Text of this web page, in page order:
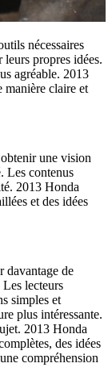
nécessaires
propres idées.
agréable. 2013
manière claire et
une vision
Les contenus
2013 Honda
et des idées
davantage de
lecteurs
simples et
plus intéressante.
2013 Honda
des idées
compréhension